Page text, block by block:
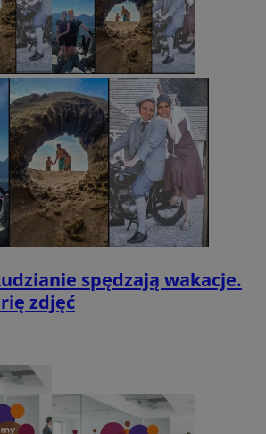
spędzają wakacje.
zdjęć